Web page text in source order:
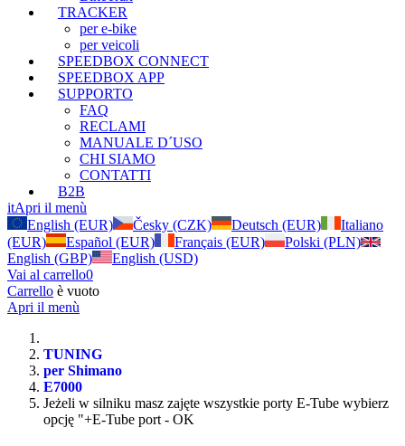
TRACKER
per e-bike
per veicoli
SPEEDBOX CONNECT
SPEEDBOX APP
SUPPORTO
FAQ
RECLAMI
MANUALE D´USO
CHI SIAMO
CONTATTI
B2B
itApri il menù
English (EUR)
Česky (CZK) Deutsch (EUR)
Italiano
(EUR)
Español (EUR) Français (EUR)
Polski (PLN)
English (GBP)
English (USD)
Vai al carrello0
Carrello è vuoto
Apri il menù
TUNING
per Shimano
E7000
Jeżeli w silniku masz zajęte wszystkie porty E-Tube wybierz
opcję "+E-Tube port - OK